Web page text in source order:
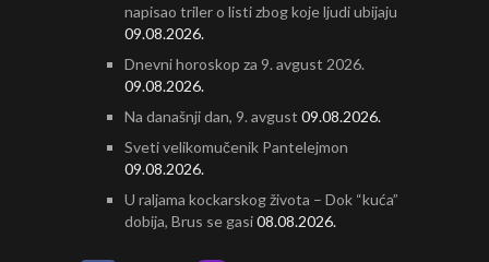
napisao triler o listi zbog koje ljudi ubijaju
09.08.2026.
Dnevni horoskop za 9. avgust 2026.
09.08.2026.
Na današnji dan, 9. avgust 09.08.2026.
Sveti velikomučenik Pantelejmon
09.08.2026.
U raljama kockarskog života – Dok “kuća”
dobija, Brus se gasi08.08.2026.